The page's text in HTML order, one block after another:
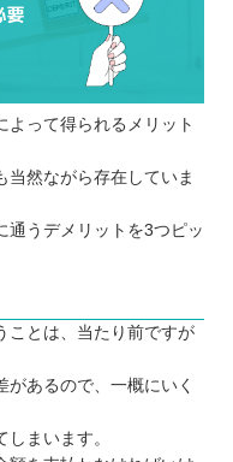
よって得られるメリット
当然ながら存在していま
通うデメリットを3つピッ
ことは、当たり前ですが
あるので、一概にいく
まいます。